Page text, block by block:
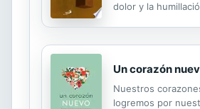
dolor y la
Un corazón
Nuestros
logremos por